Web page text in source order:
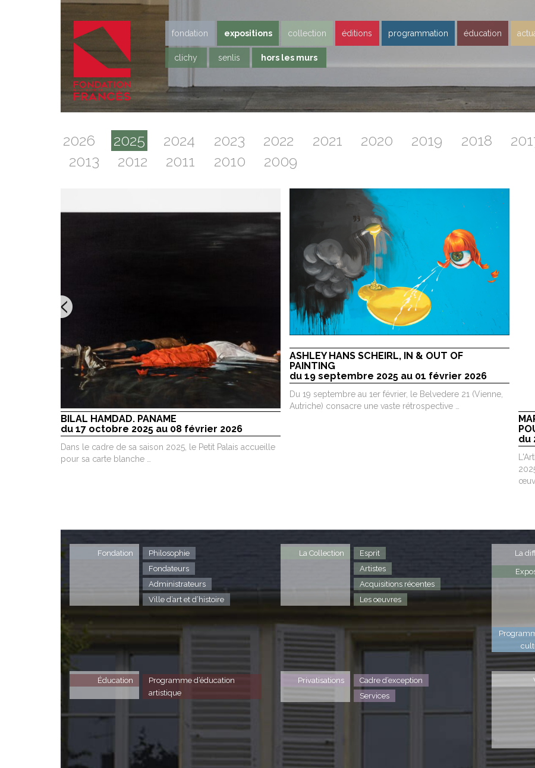
fondation expositions
clichy senlis hors les murs
collection éditions programmation éducation
2026 2025 2024 2023 2022 2021 2020 2019 2018
2013
2012 2011 2010 2009
BILAL HAMDAD. PANAME
du 17 octobre 2025 au 08 février 2026
Dans le cadre de sa saison 2025, le Petit Palais accueille
pour sa carte blanche …
ASHLEY HANS SCHEIRL, IN & OUT OF
PAINTING
du 19 septembre 2025 au 01 février 2026
Du 19 septembre au 1er février, le Belvedere 21 (Vienne,
Autriche) consacre une vaste rétrospective …
du
Fondation
Philosophie
Fondateurs
Administrateurs
Ville d’art et d’histoire
La Collection
Esprit
Artistes
Acquisitions récentes
Les oeuvres
La
Éducation
Programme d’éducation
artistique
Privatisations
Cadre d’exception
Services